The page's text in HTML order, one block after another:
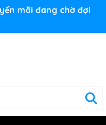
mãi đang chờ đợi